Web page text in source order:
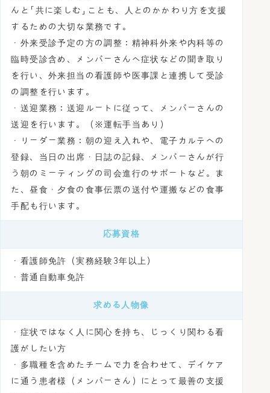
んと「共に楽しむ」ことも、人とのかかわり方を支援
するための大切な業務です。
・外来受診予定の方の調整：精神科外来や内科等の
臨時受診含め、メンバーさんへ症状などの聞き取り
を行い、外来担当の看護師や医事課と連携して受診
の調整を行います。
・送迎業務：送迎ルートに従って、メンバーさんの
送迎を行います。（※運転手当あり）
・リーダー業務：朝の迎え入れや、電子カルテへの
登録、当日の出席・日誌の記録、メンバーさんが行
う朝のミーティングの司会進行のサポートなど。ま
た、昼食・夕食の食事伝票の送付や運搬などの食事
手配も行います。
応募資格
・看護師免許（実務経験3年以上）
・普通自動車免許
求める人物像
・症状ではなく人に関心を持ち、じっくり関わる看
護がしたい方
・多職種を含めたチームで力を合わせて、デイケア
に通う患者様（メンバーさん）にとって最善の支援